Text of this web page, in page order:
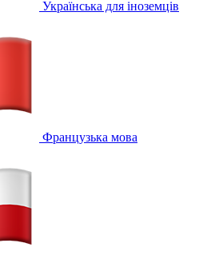
Українська для іноземців
Французька мова